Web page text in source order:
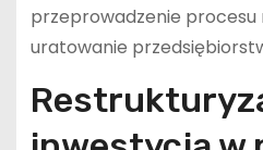
przeprowadzenie
uratowanie